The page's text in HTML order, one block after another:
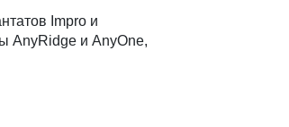
Impro и
AnyRidge и AnyOne,